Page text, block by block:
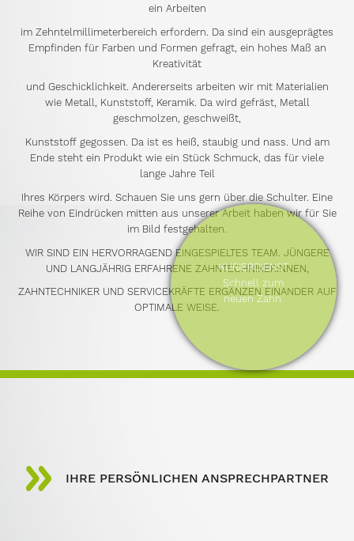
ein Arbeiten
im Zehntelmillimeterbereich erfordern. Da sind ein ausgeprägtes
Empfinden für Farben und Formen gefragt, ein hohes Maß an
Kreativität
und Geschicklichkeit. Andererseits arbeiten wir mit Materialien
wie Metall, Kunststoff, Keramik. Da wird gefräst, Metall
geschmolzen, geschweißt,
Kunststoff gegossen. Da ist es heiß, staubig und nass. Und am
Ende steht ein Produkt wie ein Stück Schmuck, das für viele
lange Jahre Teil
Ihres Körpers wird. Schauen Sie uns gern über die Schulter. Eine
Reihe von Eindrücken mitten aus unserer Arbeit haben wir für Sie
im Bild festgehalten.
WIR SIND EIN HERVORRAGEND EINGESPIELTES TEAM. JÜNGERE
UND LANGJÄHRIG ERFAHRENE ZAHNTECHNIKERINNEN,
ZAHNTECHNIKER UND SERVICEKRÄFTE ERGÄNZEN EINANDER AUF
OPTIMALE WEISE.
KURIERDIENST
Schnell zum
neuen Zahn.
IHRE PERSÖNLICHEN ANSPRECHPARTNER